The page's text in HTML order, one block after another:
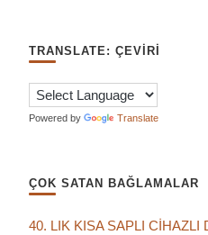
TRANSLATE: ÇEVIRI
Powered by Translate
ÇOK SATAN BAĞLAMALAR
40. LIK KISA SAPLI CİHAZLI